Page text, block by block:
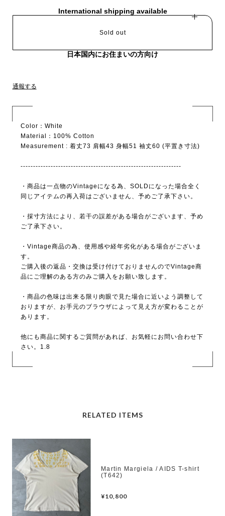
International shipping available
Sold out
日本国内にお住まいの方向け
通報する
Color：White
Material：100% Cotton
Measurement : 着丈73 肩幅43 身幅51 袖丈60 (平置き寸法)
----------------------------------------------------------------
・商品は一点物のVintageになる為、SOLDになった場合全く
同じアイテムの再入荷はございません、予めご了承下さい。
・採寸方法により、若干の誤差がある場合がございます、予め
ご了承下さい。
・Vintage商品の為、使用感や経年劣化がある場合がございま
す。
ご購入後の返品・交換は受け付けておりませんのでVintage商
品にご理解のある方のみご購入をお願い致します。
・商品の色味は出来る限り肉眼で見た場合に近いよう調整して
おりますが、お手元のブラウザによって見え方が変わることが
あります。
他にも商品に関するご質問があれば、お気軽にお問い合わせ下
さい。1.8
RELATED ITEMS
Martin Margiela / AIDS T-shirt
(T642)
¥10,800